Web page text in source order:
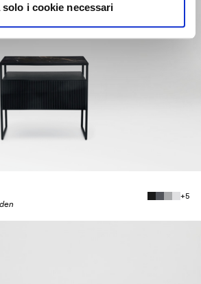
solo i cookie necessari
+5